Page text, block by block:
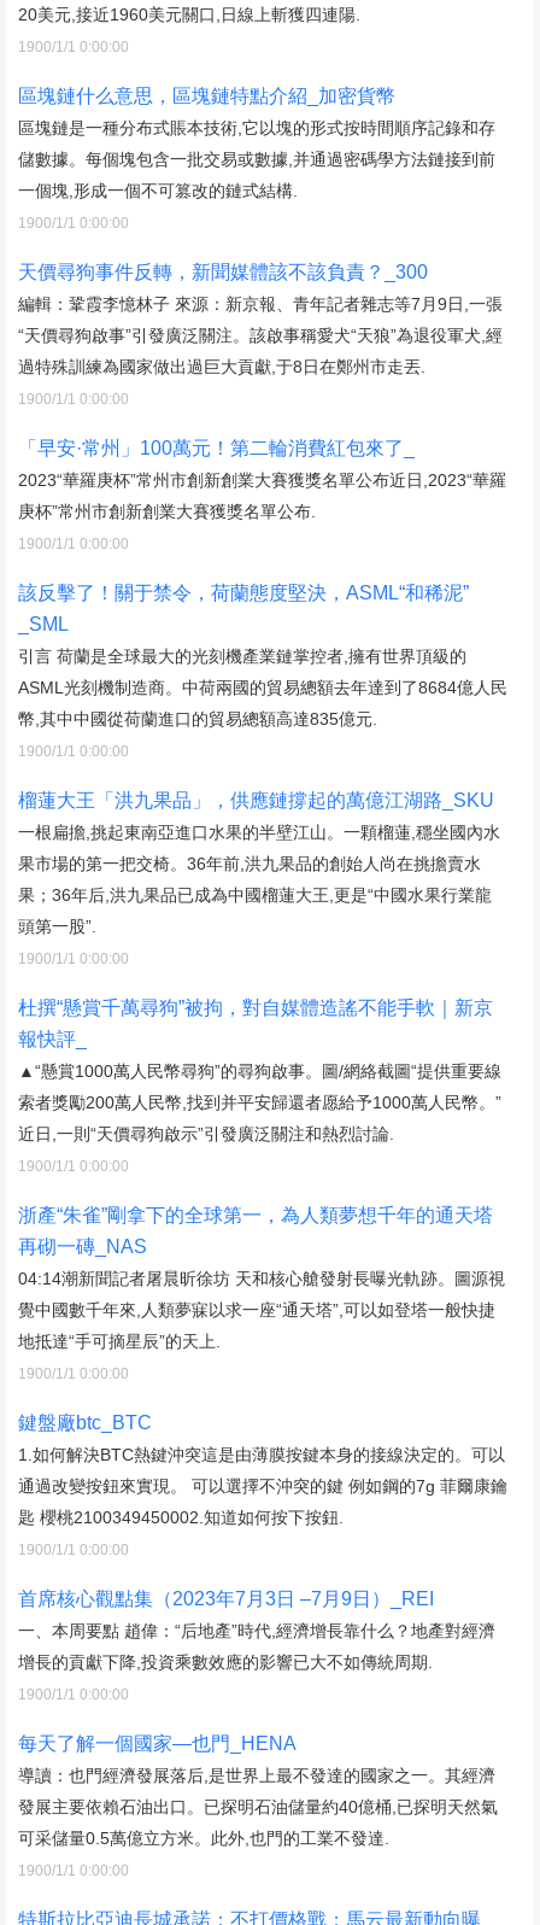
20美元,接近1960美元關口,日線上斬獲四連陽.
1900/1/1 0:00:00
區塊鏈什么意思，區塊鏈特點介紹_加密貨幣
區塊鏈是一種分布式賬本技術,它以塊的形式按時間順序記錄和存
儲數據。每個塊包含一批交易或數據,并通過密碼學方法鏈接到前
一個塊,形成一個不可篡改的鏈式結構.
1900/1/1 0:00:00
天價尋狗事件反轉，新聞媒體該不該負責？_300
編輯：鞏霞李憶林子 來源：新京報、青年記者雜志等7月9日,一張
“天價尋狗啟事”引發廣泛關注。該啟事稱愛犬“天狼”為退役軍犬,經
過特殊訓練為國家做出過巨大貢獻,于8日在鄭州市走丟.
1900/1/1 0:00:00
「早安·常州」100萬元！第二輪消費紅包來了_
2023“華羅庚杯”常州市創新創業大賽獲獎名單公布近日,2023“華羅
庚杯”常州市創新創業大賽獲獎名單公布.
1900/1/1 0:00:00
該反擊了！關于禁令，荷蘭態度堅決，ASML“和稀泥”
_SML
引言 荷蘭是全球最大的光刻機產業鏈掌控者,擁有世界頂級的
ASML光刻機制造商。中荷兩國的貿易總額去年達到了8684億人民
幣,其中中國從荷蘭進口的貿易總額高達835億元.
1900/1/1 0:00:00
榴蓮大王「洪九果品」，供應鏈撐起的萬億江湖路_SKU
一根扁擔,挑起東南亞進口水果的半壁江山。一顆榴蓮,穩坐國內水
果市場的第一把交椅。36年前,洪九果品的創始人尚在挑擔賣水
果；36年后,洪九果品已成為中國榴蓮大王,更是“中國水果行業龍
頭第一股”.
1900/1/1 0:00:00
杜撰“懸賞千萬尋狗”被拘，對自媒體造謠不能手軟｜新京
報快評_
▲“懸賞1000萬人民幣尋狗”的尋狗啟事。圖/網絡截圖“提供重要線
索者獎勵200萬人民幣,找到并平安歸還者愿給予1000萬人民幣。”
近日,一則“天價尋狗啟示”引發廣泛關注和熱烈討論.
1900/1/1 0:00:00
浙產“朱雀”剛拿下的全球第一，為人類夢想千年的通天塔
再砌一磚_NAS
04:14潮新聞記者屠晨昕徐坊 天和核心艙發射長曝光軌跡。圖源視
覺中國數千年來,人類夢寐以求一座“通天塔”,可以如登塔一般快捷
地抵達“手可摘星辰”的天上.
1900/1/1 0:00:00
鍵盤廠btc_BTC
1.如何解決BTC熱鍵沖突這是由薄膜按鍵本身的接線決定的。可以
通過改變按鈕來實現。 可以選擇不沖突的鍵 例如鋼的7g 菲爾康鑰
匙 櫻桃2100349450002.知道如何按下按鈕.
1900/1/1 0:00:00
首席核心觀點集（2023年7月3日 –7月9日）_REI
一、本周要點 趙偉：“后地產”時代,經濟增長靠什么？地產對經濟
增長的貢獻下降,投資乘數效應的影響已大不如傳統周期.
1900/1/1 0:00:00
每天了解一個國家—也門_HENA
導讀：也門經濟發展落后,是世界上最不發達的國家之一。其經濟
發展主要依賴石油出口。已探明石油儲量約40億桶,已探明天然氣
可采儲量0.5萬億立方米。此外,也門的工業不發達.
1900/1/1 0:00:00
特斯拉比亞迪長城承諾：不打價格戰；馬云最新動向曝